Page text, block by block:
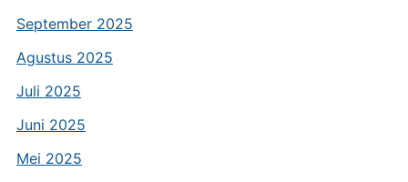
September 2025
Agustus 2025
Juli 2025
Juni 2025
Mei 2025